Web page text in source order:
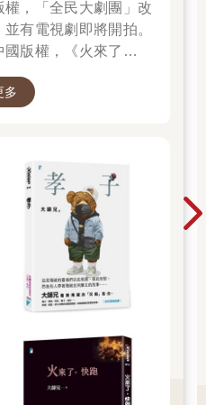
多人正承受著類似的痛苦。
，那就是這群學生還有另一個
，一心只希望自己能像個正常
見、倡導精神疾病去汙名化的
所有人）感覺更糟，而不是更
讓我的學生根本無法坦然接受
自己有哪裡失調了、患有某種
質失衡，並且正在用藥物、冥
他們努力克服焦慮，也願意尋
的念頭，就只會感覺更糟。儘
而感覺更糟。這又是「壞掉敘
大學生正在吸收「焦慮是一件
權，「全民大劇團」改
有電視劇即將開拍。
版權，《火來了，快
多